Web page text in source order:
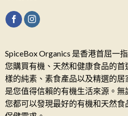
SpiceBox Organics 是香港首屈一
您購買有機、天然和健康食品的
樣的純素、素食產品以及精選的居
是您值得信賴的有機生活來源。無
您都可以發現最好的有機和天然